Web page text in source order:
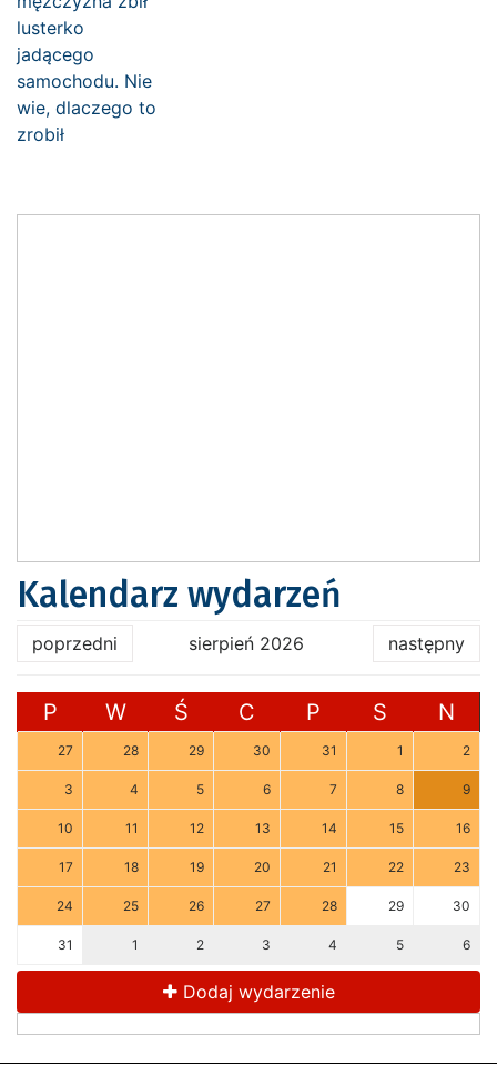
Kalendarz wydarzeń
poprzedni sierpień 2026 następny
P W Ś C P S N
27 28 29 30 31 1 2
3 4 5 6 7 8 9
10 11 12 13 14 15 16
17 18 19 20 21 22 23
24 25 26 27 28 29 30
31 1 2 3 4 5 6
Dodaj wydarzenie